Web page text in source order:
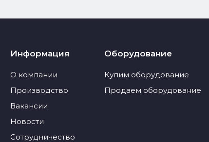
Информация
О компании
Производство
Вакансии
Новости
Сотрудничество
Оборудование
Купим оборудование
Продаем оборудование